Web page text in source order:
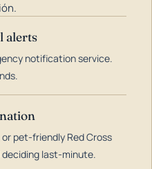
alerts
notification service.
pet-friendly Red Cross
deciding last-minute.